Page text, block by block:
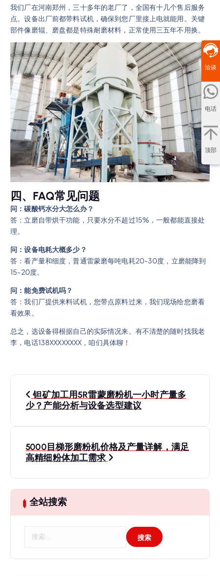
我们厂在河南郑州，三十多年的老厂了，全国有十几个售后服务
点。设备出厂前都带料试机，确保到您厂里接上电就能用。关键
部件像磨辊、磨盘都是特殊耐磨材料，正常使用三五年不用换。
四、FAQ常见问题
问：碳酸钙水分大怎么办？
答：立磨自带烘干功能，只要水分不超过15%，一般都能直接处
理。
问：设备电耗大概多少？
答：看产量和细度，普通雷蒙磨每吨电耗20-30度，立磨能降到
15-20度。
问：能免费试机吗？
答：我们厂提供来料试机，您带点原料过来，我们现场给您磨看
看效果。
总之，选设备得根据自己的实际情况来。有不清楚的随时找我老
李，电话138XXXXXXXX，咱们具体聊！
文
章
航
钽矿加工用5R雷蒙磨粉机一小时产量多
少？产能分析与设备选型建议
5000目梯形磨粉机价格及产量详解，满足
高精细粉体加工需求
全站搜索
洽谈
电话
顶部